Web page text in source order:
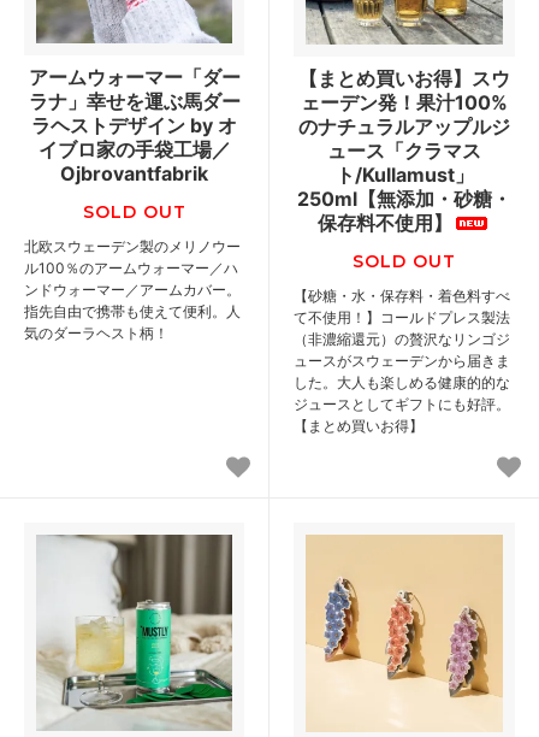
アームウォーマー「ダー
ラナ」幸せを運ぶ馬ダー
ラヘストデザイン by オ
イブロ家の手袋工場／
Ojbrovantfabrik
SOLD OUT
北欧スウェーデン製のメリノウー
ル100％のアームウォーマー／ハ
ンドウォーマー／アームカバー。
指先自由で携帯も使えて便利。人
気のダーラヘスト柄！
【まとめ買いお得】スウ
ェーデン発！果汁100%
のナチュラルアップルジ
ュース「クラマス
ト/Kullamust」
250ml【無添加・砂糖・
保存料不使用】
SOLD OUT
【砂糖・水・保存料・着色料すべ
て不使用！】コールドプレス製法
（非濃縮還元）の贅沢なリンゴジ
ュースがスウェーデンから届きま
した。大人も楽しめる健康的的な
ジュースとしてギフトにも好評。
【まとめ買いお得】